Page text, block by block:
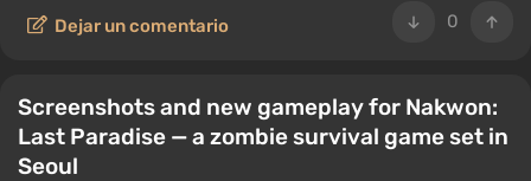
0
Dejar un comentario
Screenshots and new gameplay for Nakwon:
Last Paradise — a zombie survival game set in
Seoul